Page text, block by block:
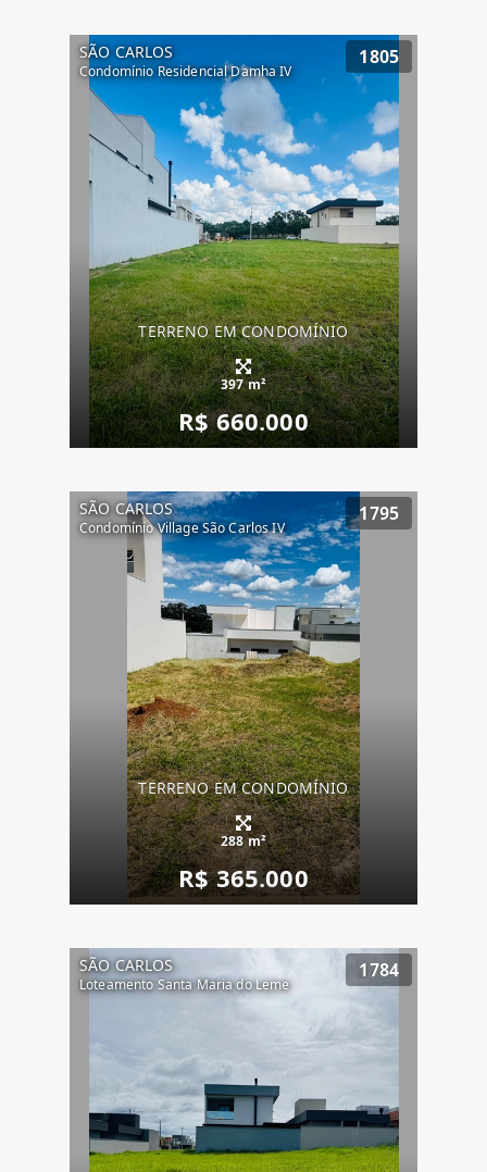
SÃO CARLOS
Condomínio Residencial Damha IV
1805
TERRENO EM CONDOMÍNIO
397 m²
R$ 660.000
SÃO CARLOS
Condomínio Village São Carlos IV
1795
TERRENO EM CONDOMÍNIO
288 m²
R$ 365.000
SÃO CARLOS
Loteamento Santa Maria do Leme
1784